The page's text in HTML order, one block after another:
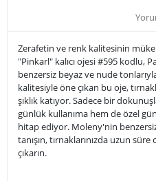
Zerafetin ve renk kalitesinin
"Pinkarl" kalıcı ojesi #595 kodlu,
benzersiz beyaz ve nude
kalitesiyle öne çıkan bu oje,
şıklık katıyor. Sadece bir
günlük kullanıma hem de özel
hitap ediyor. Moleny'nin benzersiz
tanışın, tırnaklarınızda uzun süre
çıkarın.